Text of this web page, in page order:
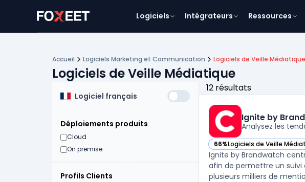
Logiciels Intégrateurs Ressources
Accueil Logiciels Marketing et Communication Logiciels de Veille Médiatique
Logiciels de Veille Médiatique
Logiciel français
Déploiements produits
Cloud
On premise
Profils Clients
12 résultats
Ignite by
Analysez les
66%Logiciels de Veille
— voir Ignite by Brandwatch
Ignite by Brandwatch
afin de permettre un suivi
plusieurs milliers de